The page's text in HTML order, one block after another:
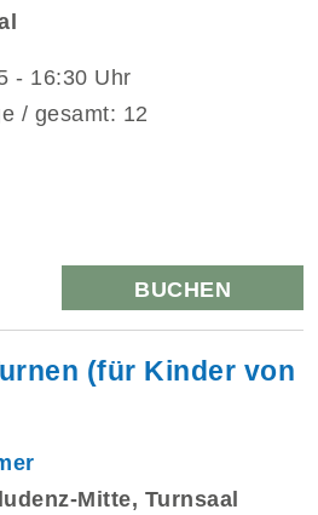
- 16:30 Uhr
/ gesamt: 12
BUCHEN
(für Kinder von
Mitte, Turnsaal